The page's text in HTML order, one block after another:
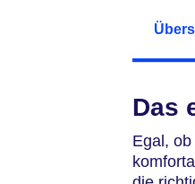
Das
Egal, ob